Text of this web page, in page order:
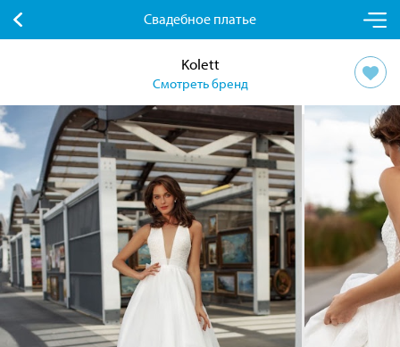
Свадебное платье
Kolett
Смотреть бренд